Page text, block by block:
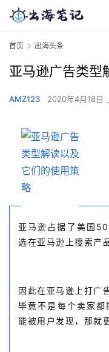
首页 出海头条
亚马逊广告类型
AMZ123 2020年4月18日
亚马逊占据了美国
选在亚马逊上搜索产
因此在亚马逊上打广
毕竟不是每个卖家
能被用户发现，那就